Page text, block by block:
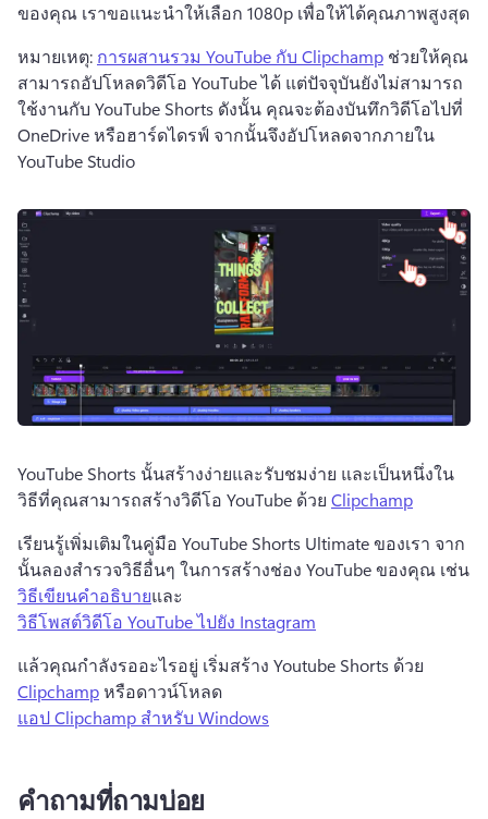
ของคุณ เราขอแนะนำให้เลือก 1080p เพื่อให้ได้คุณภาพสูงสุด
หมายเหตุ: การผสานรวม YouTube กับ Clipchamp ช่วยให้คุณ
สามารถอัปโหลดวิดีโอ YouTube ได้ แต่ปัจจุบันยังไม่สามารถ
ใช้งานกับ YouTube Shorts ดังนั้น คุณจะต้องบันทึกวิดีโอไปที่
OneDrive หรือฮาร์ดไดรฟ์ จากนั้นจึงอัปโหลดจากภายใน
YouTube Studio
YouTube Shorts นั้นสร้างง่ายและรับชมง่าย และเป็นหนึ่งใน
วิธีที่คุณสามารถสร้างวิดีโอ YouTube ด้วย Clipchamp
เรียนรู้เพิ่มเติมในคู่มือ YouTube Shorts Ultimate ของเรา จาก
วิธีเขียนคำอธิบายและ
วิธีโพสต์วิดีโอ YouTube ไปยัง Instagram
แล้วคุณกำลังรออะไรอยู่ เริ่มสร้าง Youtube Shorts ด้วย
Clipchamp หรือดาวน์โหลด
แอป Clipchamp สำหรับ Windows
คำถามที่ถามบ่อย